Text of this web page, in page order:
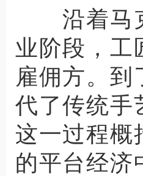
沿着马克
业阶段，工
雇佣方。
代了传统手
这一过程概
的平台经济